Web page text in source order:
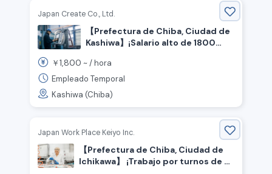
Japan Create Co., Ltd.
【Prefectura de Chiba, Ciudad de
Kashiwa】¡Salario alto de 1800
trabajadores de producción, no
se requiere experiencia.
￥1,800 ~ /hora
Empleado Temporal
Kashiwa (Chiba)
Japan Work Place Keiyo Inc.
【Prefectura de Chiba, Ciudad de
Ichikawa】 ¡Trabajo por turnos de 3